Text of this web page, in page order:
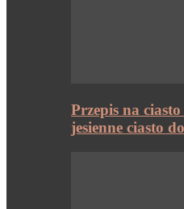
Przepis na
jesienne ciasto